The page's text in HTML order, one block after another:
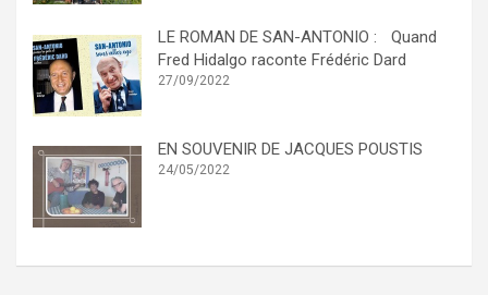
LE ROMAN DE SAN-ANTONIO : Quand
Fred Hidalgo raconte Frédéric Dard
27/09/2022
EN SOUVENIR DE JACQUES POUSTIS
24/05/2022